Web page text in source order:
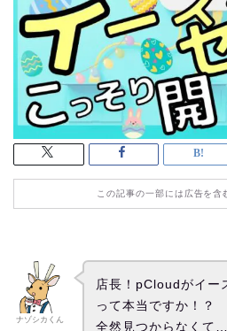
この記事の一部には広告を含
ナゾシカくん
店長！pCloudがイー
って本当ですか！？
全然見つからなくて